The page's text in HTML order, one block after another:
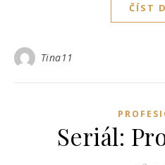
ČÍST
Tina11
Seriál: